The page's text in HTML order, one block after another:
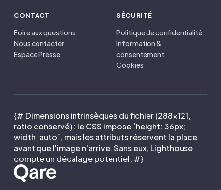
CONTACT
Foire aux questions
Nous contacter
Espace Presse
SÉCURITÉ
Politique de confidentialité
Information &
consentement
Cookies
{# Dimensions intrinsèques du fichier (288×121,
ratio conservé) : le CSS impose `height: 36px;
width: auto`, mais les attributs réservent la place
avant que l'image n'arrive. Sans eux, Lighthouse
compte un décalage potentiel. #}